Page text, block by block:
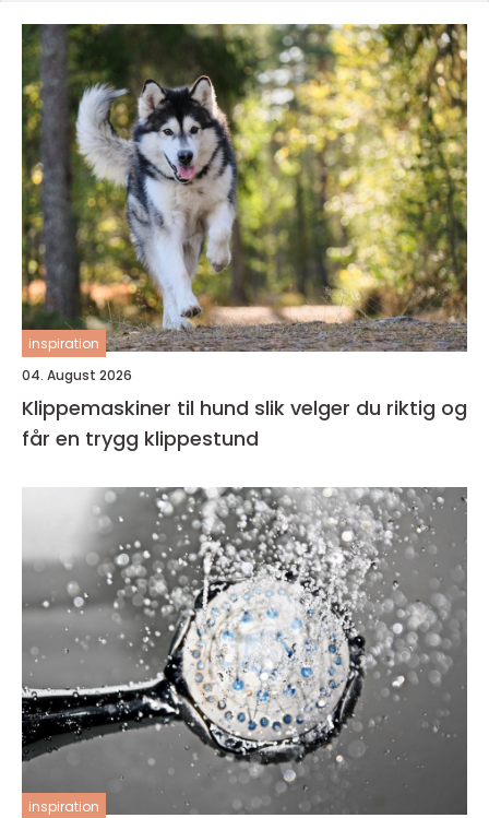
inspiration
04. August 2026
Klippemaskiner til hund slik velger du riktig og
får en trygg klippestund
inspiration